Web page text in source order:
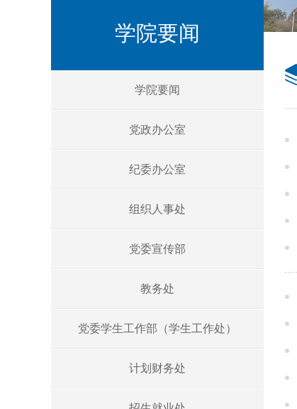
学院要闻
学院要闻
党政办公室
纪委办公室
组织人事处
党委宣传部
教务处
党委学生工作部（学生工作处）
计划财务处